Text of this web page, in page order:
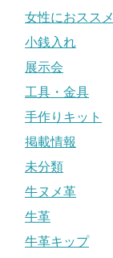
女性におススメ
小銭入れ
展示会
工具・金具
手作りキット
掲載情報
未分類
牛ヌメ革
牛革
牛革キップ